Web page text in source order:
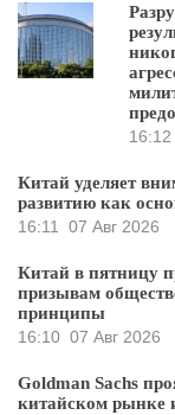
16:12
Китай уделяет
развитию как
16:11
07 Авг 2026
Китай в пятницу
призывам
принципы
16:10 07 Авг 2026
Goldman Sachs
китайском рынке